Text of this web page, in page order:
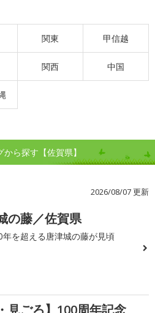
関東 甲信越
関西 中国
ら探す【佐賀県】
2026/08/07 更新
の藤／佐賀県
年を超える唐津城の藤が見頃